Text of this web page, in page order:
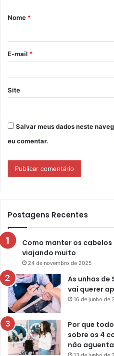
á
r
*
Nome *
E-mail *
Site
Salvar meus dados neste
eu comentar.
Postagens Recentes
Como manter os
viajando muito
24 de novembro de 2025
As unhas de
vai querer
16 de junho de
Por que
sobre os 4
não